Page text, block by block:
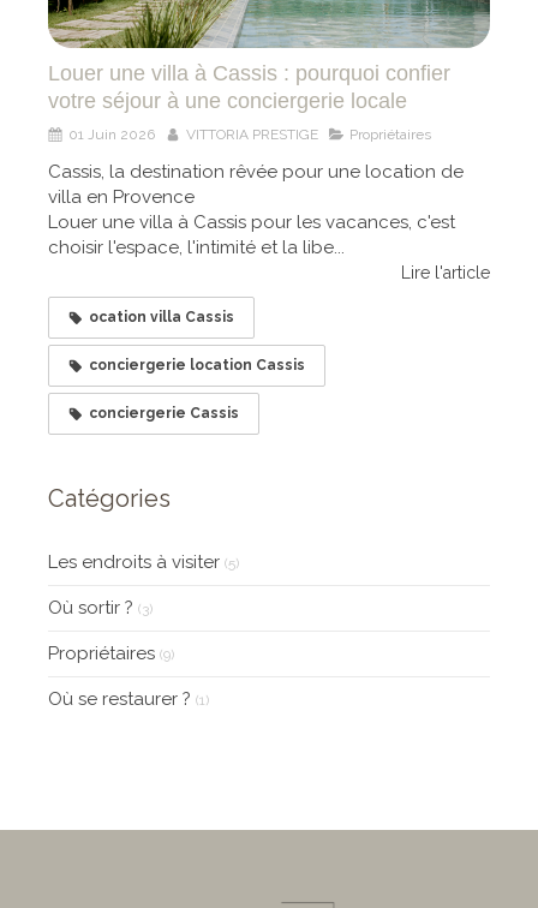
Louer une villa à Cassis : pourquoi confier
votre séjour à une conciergerie locale
01 Juin 2026 VITTORIA PRESTIGE Propriétaires
Cassis, la destination rêvée pour une location de
villa en Provence
Louer une villa à Cassis pour les vacances, c'est
choisir l'espace, l'intimité et la libe...
Lire l'article
ocation villa Cassis
conciergerie location Cassis
conciergerie Cassis
Catégories
Les endroits à visiter (5)
Où sortir ? (3)
Propriétaires (9)
Où se restaurer ? (1)